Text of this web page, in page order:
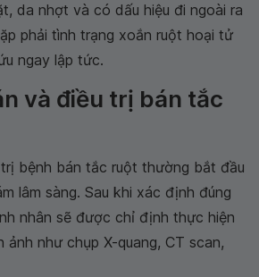
da nhợt và có dấu hiệu đi ngoài ra
phải tình trạng xoắn ruột hoại tử
ngay lập tức.
và điều trị bán tắc
bệnh bán tắc ruột thường bắt đầu
lâm sàng. Sau khi xác định đúng
nhân sẽ được chỉ định thực hiện
ảnh như chụp X-quang, CT scan,